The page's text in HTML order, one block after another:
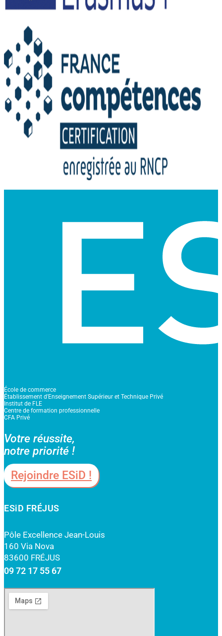
École de commerce
Établissement d'Enseignement Supérieur et Technique Privé
Institut de FLE
Centre de formation professionnelle
CFA Privé
Votre réussite,
notre priorité !
Rejoindre ESiD !
ESiD FRÉJUS
Pôle Excellence Jean-Louis
160 Via Nova
83600 FRÉJUS
09 72 17 55 67